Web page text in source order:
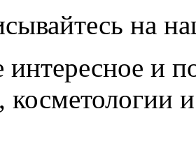
на
интересное и
косметологии